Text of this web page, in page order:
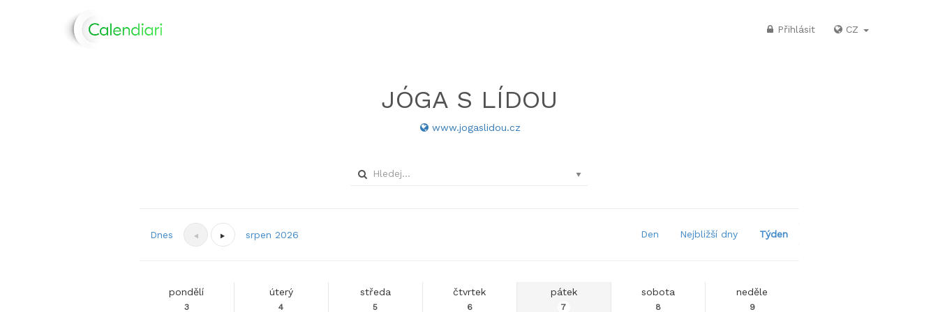
Přihlásit CZ
JÓGA S LÍDOU
www.jogaslidou.cz
Dnes srpen 2026 Den Nejbližší dny Týden
pondělí
3
úterý
4
středa
5
čtvrtek
6
pátek
7
sobota
8
neděle
9